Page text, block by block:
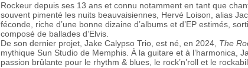
Rockeur depuis ses 13 ans et connu notamment en tant que
souvent pimenté les nuits beauvaisiennes, Hervé Loison, alias
féconde, riche d’une bonne dizaine d’albums et d’EP estimés,
composé de ballades d’Elvis.
De son dernier projet, Jake Calypso Trio, est né, en 2024, The
mythique Sun Studio de Memphis. À la guitare et à l’harmonica,
passion brûlante pour le rhythm & blues, le rock’n’roll et le